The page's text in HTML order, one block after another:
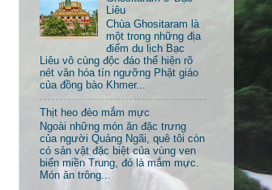
Liêu
Chùa Ghositaram là
một trong những địa
điểm du lịch Bạc
Liêu vô cùng độc đáo thể hiện rõ
nét văn hóa tín ngưỡng Phật giáo
của đồng bào Khmer...
Thịt heo đèo mắm mực
Ngoài những món ăn đặc trưng
của người Quảng Ngãi, quê tôi còn
có sản vật đặc biệt của vùng ven
biển miền Trung, đó là mắm mực.
Món ăn trông...